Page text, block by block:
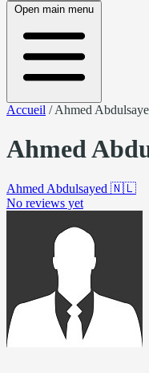
Open main menu
Accueil /Ahmed
Ahmed
Ahmed Abdulsayed 🇳🇱
No reviews yet